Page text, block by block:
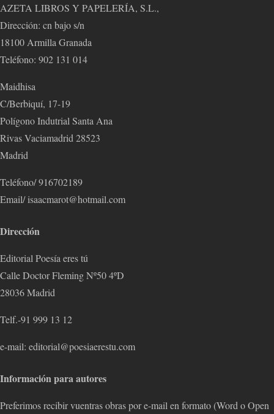
AZETA LIBROS Y PAPELERÍA, S.L.,
Dirección: cn bajo s/n
18100 Armilla Granada
Teléfono: 902 131 014
Maidhisa
C/Berbiquí, 17-19
Polígono Indutrial Santa Ana
Rivas Vaciamadrid 28523
Madrid
Teléfono/ 916702189
Email/ isaacmarot@hotmail.com
Dirección
Editorial Poesía eres tú
Calle Doctor Fleming Nº50 4ºD
28036 Madrid
Telf.-91 999 13 12
e-mail: editorial@poesiaerestu.com
Información para autores
Preferimos recibir vuentras obras por e-mail en formato (Word o Open